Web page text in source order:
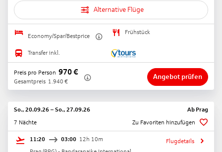
Alternative Flüge
Economy/Spar/Bestprice
Frühstück
Transfer inkl.
Preis pro Person 970€
Gesamtpreis 1.940 €
Angebot prüfen
So., 20.09.26 – So., 27.09.26 Ab Prag
7 Nächte
Zu Favoriten hinzufügen
11:20 03:00 12h 10m
Flugdetails